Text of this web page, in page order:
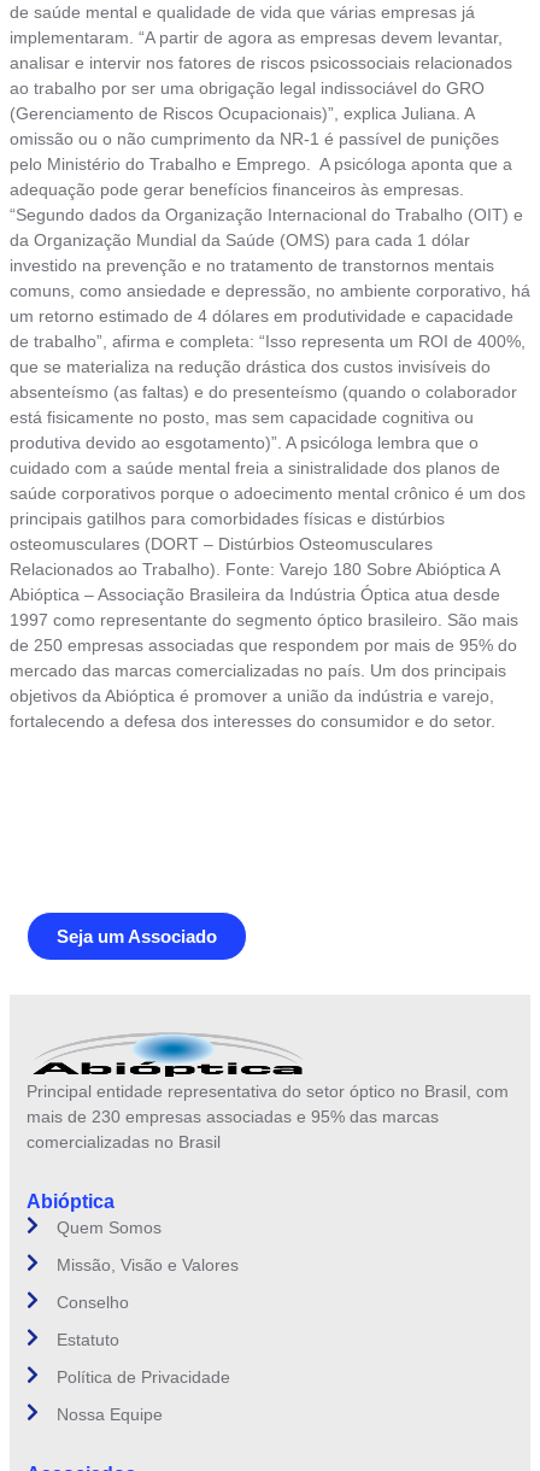
de saúde mental e qualidade de vida que várias empresas já
implementaram. “A partir de agora as empresas devem levantar,
analisar e intervir nos fatores de riscos psicossociais relacionados
ao trabalho por ser uma obrigação legal indissociável do GRO
(Gerenciamento de Riscos Ocupacionais)”, explica Juliana. A
omissão ou o não cumprimento da NR-1 é passível de punições
pelo Ministério do Trabalho e Emprego. A psicóloga aponta que a
adequação pode gerar benefícios financeiros às empresas.
“Segundo dados da Organização Internacional do Trabalho (OIT) e
da Organização Mundial da Saúde (OMS) para cada 1 dólar
investido na prevenção e no tratamento de transtornos mentais
comuns, como ansiedade e depressão, no ambiente corporativo, há
um retorno estimado de 4 dólares em produtividade e capacidade
de trabalho”, afirma e completa: “Isso representa um ROI de 400%,
que se materializa na redução drástica dos custos invisíveis do
absenteísmo (as faltas) e do presenteísmo (quando o colaborador
está fisicamente no posto, mas sem capacidade cognitiva ou
produtiva devido ao esgotamento)”. A psicóloga lembra que o
cuidado com a saúde mental freia a sinistralidade dos planos de
saúde corporativos porque o adoecimento mental crônico é um dos
principais gatilhos para comorbidades físicas e distúrbios
osteomusculares (DORT – Distúrbios Osteomusculares
Relacionados ao Trabalho). Fonte: Varejo 180 Sobre Abióptica A
Abióptica – Associação Brasileira da Indústria Óptica atua desde
1997 como representante do segmento óptico brasileiro. São mais
de 250 empresas associadas que respondem por mais de 95% do
mercado das marcas comercializadas no país. Um dos principais
objetivos da Abióptica é promover a união da indústria e varejo,
fortalecendo a defesa dos interesses do consumidor e do setor.
Seja um Associado
Principal entidade representativa do setor óptico no Brasil, com
mais de 230 empresas associadas e 95% das marcas
comercializadas no Brasil
Abióptica
Quem Somos
Missão, Visão e Valores
Conselho
Estatuto
Política de Privacidade
Nossa Equipe